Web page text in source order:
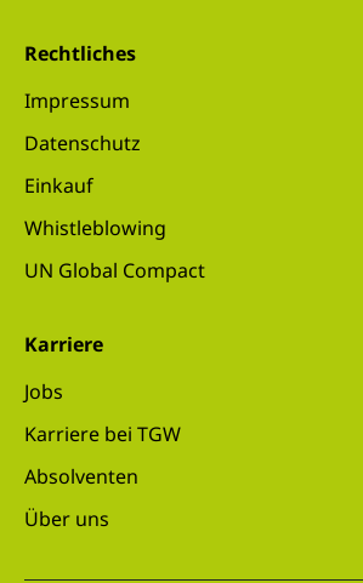
Rechtliches
Impressum
Datenschutz
Einkauf
Whistleblowing
UN Global Compact
Karriere
Jobs
Karriere bei TGW
Absolventen
Über uns